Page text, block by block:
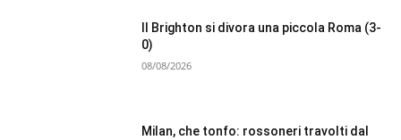
Il Brighton si divora una piccola Roma (3-
0)
08/08/2026
Milan, che tonfo: rossoneri travolti dal